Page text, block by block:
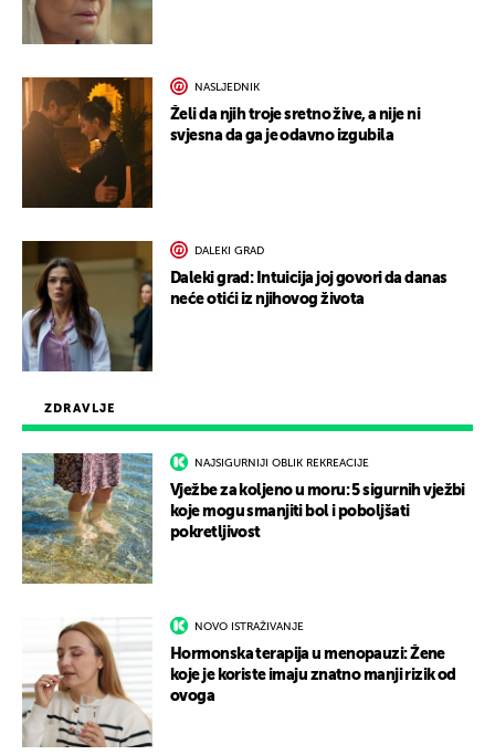
ZDRAVLJE
NAJSIGURNIJI OBLIK REKREACIJE
Vježbe za koljeno u moru: 5 sigurnih vježbi
koje mogu smanjiti bol i poboljšati
pokretljivost
NOVO ISTRAŽIVANJE
Hormonska terapija u menopauzi: Žene
koje je koriste imaju znatno manji rizik od
ovoga
NASLJEDNIK
Želi da njih troje sretno žive, a nije ni
svjesna da ga je odavno izgubila
DALEKI GRAD
Daleki grad: Intuicija joj govori da danas
neće otići iz njihovog života